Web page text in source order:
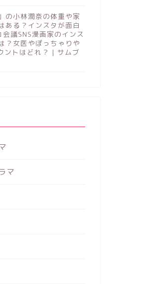
の小林潤奈の体重や家
ある？インスタが面白
会議SNS漫画家のインス
？女医やぽっちゃりや
ントはどれ？ | サムブ
マ